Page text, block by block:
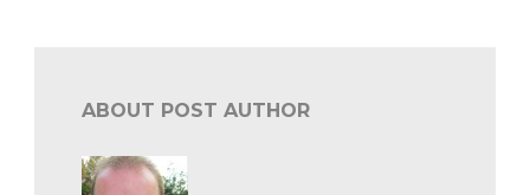
ABOUT POST AUTHOR